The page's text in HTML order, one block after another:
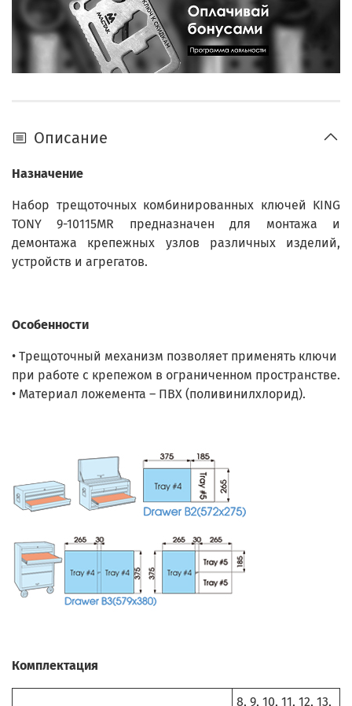
Описание
Назначение
Набор трещоточных комбинированных ключей KING
TONY 9-10115MR предназначен для монтажа и
демонтажа крепежных узлов различных изделий,
устройств и агрегатов.
Особенности
• Трещоточный механизм позволяет применять ключи
при работе с крепежом в ограниченном пространстве.
• Материал ложемента – ПВХ (поливинилхлорид).
Комплектация
8, 9, 10, 11, 12, 13,